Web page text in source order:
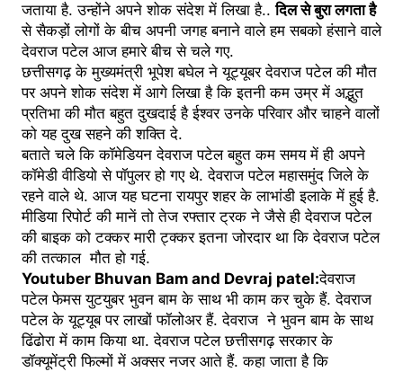
जताया है. उन्होंने अपने शोक संदेश में लिखा है..दिल से बुरा लगता है
से सैकड़ों लोगों के बीच अपनी जगह बनाने वाले हम सबको हंसाने वाले
देवराज पटेल आज हमारे बीच से चले गए.
छत्तीसगढ़ के मुख्यमंत्री भूपेश बघेल ने यूट्यूबर देवराज पटेल की मौत
पर अपने शोक संदेश में आगे लिखा है कि इतनी कम उम्र में अद्भुत
प्रतिभा की मौत बहुत दुखदाई है ईश्वर उनके परिवार और चाहने वालों
को यह दुख सहने की शक्ति दे.
बताते चले कि कॉमेडियन देवराज पटेल बहुत कम समय में ही अपने
कॉमेडी वीडियो से पॉपुलर हो गए थे. देवराज पटेल महासमुंद जिले के
रहने वाले थे. आज यह घटना रायपुर शहर के लाभांडी इलाके में हुई है.
मीडिया रिपोर्ट की मानें तो तेज रफ्तार ट्रक ने जैसे ही देवराज पटेल
की बाइक को टक्कर मारी ट्क्कर इतना जोरदार था कि देवराज पटेल
की तत्काल मौत हो गई.
Youtuber Bhuvan Bam and Devraj patel:देवराज
पटेल फेमस युटयुबर भुवन बाम के साथ भी काम कर चुके हैं. देवराज
पटेल के यूट्यूब पर लाखों फॉलोअर हैं. देवराज ने भुवन बाम के साथ
ढिंढोरा में काम किया था. देवराज पटेल छत्तीसगढ़ सरकार के
डॉक्यूमेंट्री फिल्मों में अक्सर नजर आते हैं. कहा जाता है कि